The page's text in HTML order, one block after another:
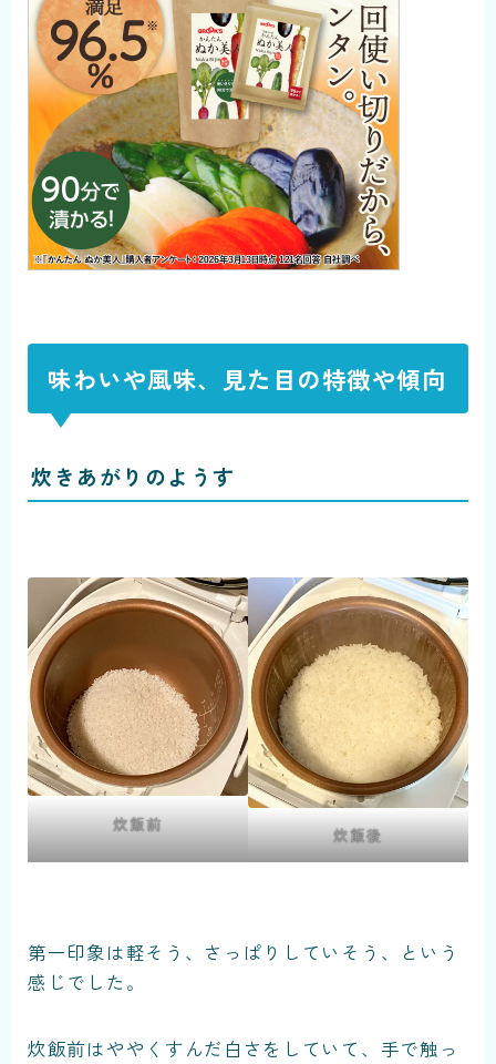
味わいや風味、見た目の特徴や傾向
炊きあがりのようす
炊飯前
炊飯後
第一印象は軽そう、さっぱりしていそう、という
感じでした。
炊飯前はややくすんだ白さをしていて、手で触っ